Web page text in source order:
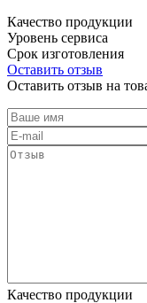
Качество продукции
Уровень сервиса
Срок изготовления
Оставить отзыв
Оставить отзыв на
Качество продукции